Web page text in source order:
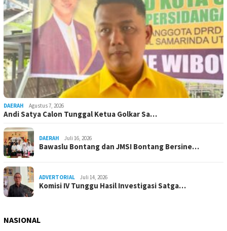
DAERAH Agustus 7, 2026
Andi Satya Calon Tunggal Ketua Golkar Sa…
DAERAH Juli 16, 2026
Bawaslu Bontang dan JMSI Bontang Bersine…
ADVERTORIAL Juli 14, 2026
Komisi IV Tunggu Hasil Investigasi Satga…
NASIONAL